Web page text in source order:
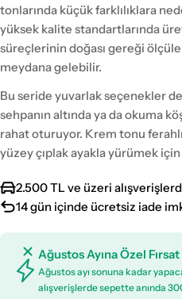
tonlarında küçük farklılıklara
yüksek kalite standartlarında
süreçlerinin doğası gereği
meydana gelebilir.
Bu seride yuvarlak seçenekler
sehpanın altında ya da okuma
rahat oturuyor. Krem tonu
yüzey çıplak ayakla yürümek
2.500 TL ve üzeri
14 gün içinde ücretsiz iade
Ağustos Ayına Özel Fırsat
Ağustos ayı sonuna kadar
alışverişlerde sepette anında